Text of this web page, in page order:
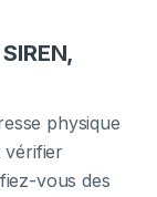
physique
vérifier
vous des